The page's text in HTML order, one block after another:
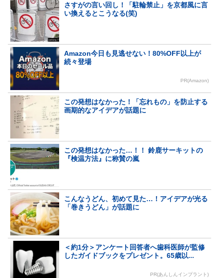
さすがの言い回し！「駐輪禁止」を京都風に言
い換えるとこうなる(笑)
Amazon今日も見逃せない！80%OFF以上が
続々登場
PR(Amazon)
この発想はなかった！「忘れもの」を防止する
画期的なアイデアが話題に
この発想はなかった…！！ 鈴鹿サーキットの
『検温方法』に称賛の嵐
こんなうどん、初めて見た…！アイデアが光る
「巻きうどん」が話題に
＜約1分＞アンケート回答者へ歯科医師が監修
したガイドブックをプレゼント。65歳以...
PR(あんしんインプラント)